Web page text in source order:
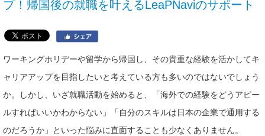
プ！帰国後の就職を叶えるLeaPNaviのサポート
ワーキングホリデーや留学から帰国し、その貴重な経験を活かしてキ
ャリアアップを目指したいと考えている方も多いのではないでしょう
か。しかし、いざ就職活動を始めると、「海外での経験をどうアピー
ルすればいいかわからない」「自分のスキルは日本の企業で通用する
のだろうか」といった悩みに直面することも少なくありません。